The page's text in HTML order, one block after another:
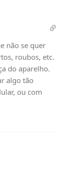
não se quer
roubos, etc.
do aparelho.
algo tão
ou com